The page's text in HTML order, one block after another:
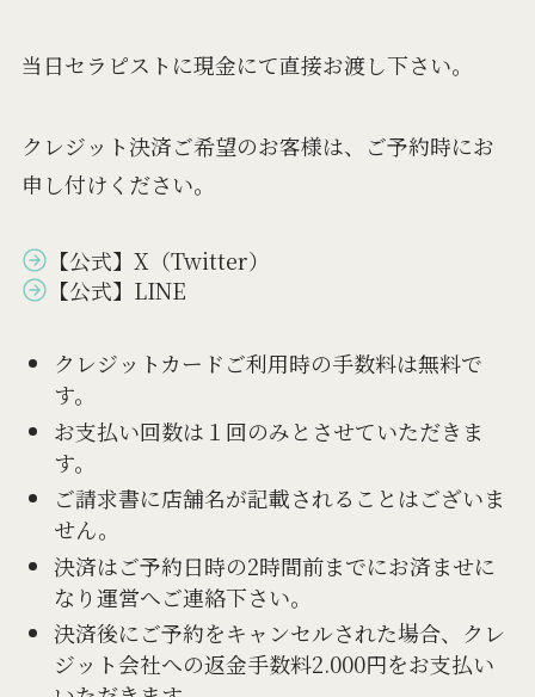
当日セラピストに現金にて直接お渡し下さい。
クレジット決済ご希望のお客様は、ご予約時にお
申し付けください。
【公式】X（Twitter）
【公式】LINE
クレジットカードご利用時の手数料は無料で
す。
お支払い回数は１回のみとさせていただきま
す。
ご請求書に店舗名が記載されることはございま
せん。
決済はご予約日時の2時間前までにお済ませに
なり運営へご連絡下さい。
決済後にご予約をキャンセルされた場合、クレ
ジット会社への返金手数料2.000円をお支払い